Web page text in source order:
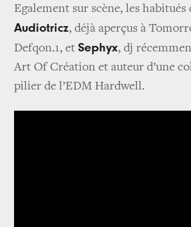
Egalement sur scène, les habitués
Audiotricz, déjà aperçus à
Defqon.1, et Sephyx, dj
Art Of Création et auteur d’une
pilier de l’EDM Hardwell.